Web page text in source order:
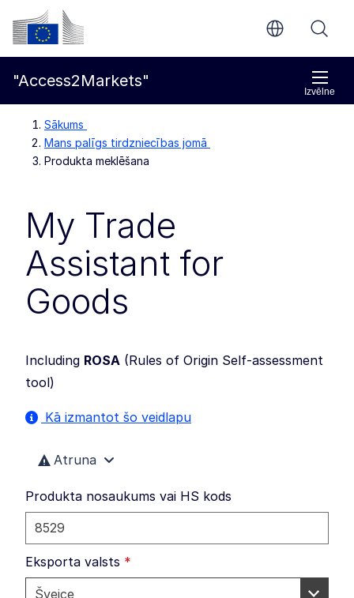
Pāriet uz galveno saturu
Eiropas Komisija
Izvēlne
"Access2Markets"
Sākums
Mans palīgs tirdzniecības jomā
Produkta meklēšana
My Trade
Assistant for
Goods
Including ROSA (Rules of Origin Self-assessment
tool)
Kā izmantot šo veidlapu
Atruna
Produkta nosaukums vai HS kods
Eksporta valsts *